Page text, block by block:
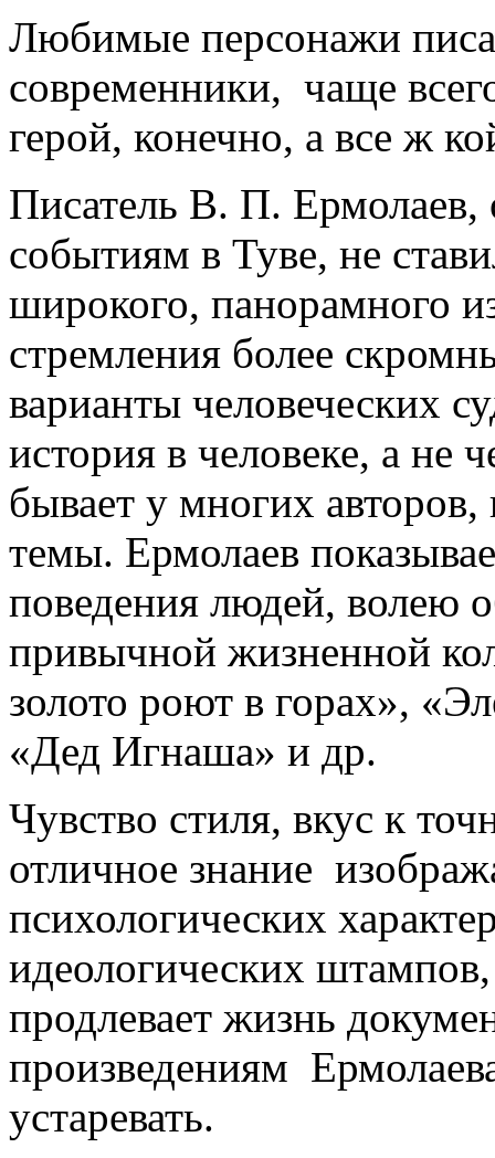
Любимые персонажи
современники, чаще
герой, конечно, а все ж
Писатель В. П. Ермолаев,
событиям в Туве, не
широкого, панорамного
стремления более
варианты человеческих
история в человеке, а не
бывает у многих
темы. Ермолаев
поведения людей, волею
привычной жизненной
золото роют в горах»,
«Дед Игнаша» и др.
Чувство стиля, вкус к
отличное знание
психологических
идеологических
продлевает жизнь
произведениям
устаревать.